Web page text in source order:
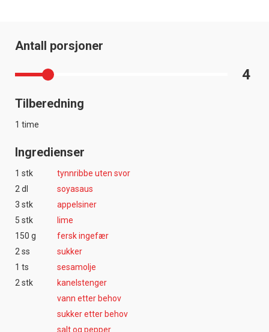
Antall porsjoner
4
Tilberedning
1 time
Ingredienser
1 stk
tynnribbe uten svor
2 dl
soyasaus
3 stk
appelsiner
5 stk
lime
150 g
fersk ingefær
2 ss
sukker
1 ts
sesamolje
2 stk
kanelstenger
vann etter behov
sukker etter behov
salt og pepper